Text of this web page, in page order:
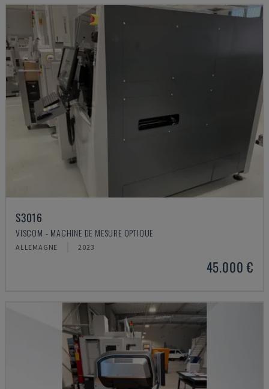
S3016
VISCOM - MACHINE DE MESURE OPTIQUE
ALLEMAGNE 2023
45.000 €